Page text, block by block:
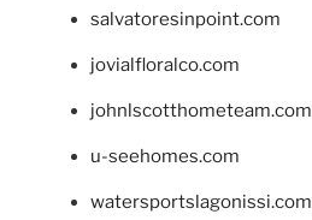
salvatoresinpoint.com
jovialfloralco.com
johnlscotthometeam.com
u-seehomes.com
watersportslagonissi.com